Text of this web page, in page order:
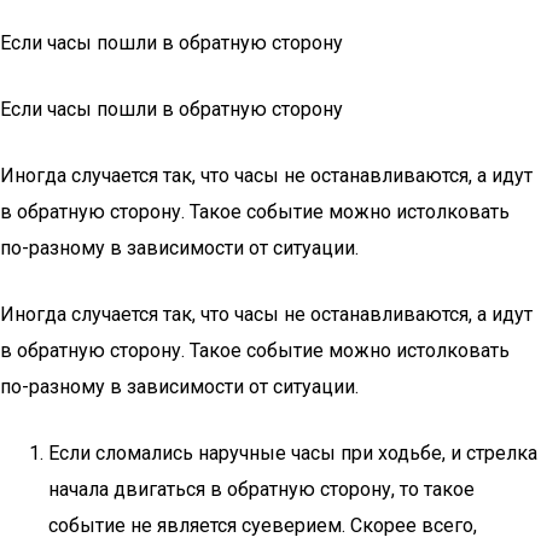
Если часы пошли в обратную сторону
Если часы пошли в обратную сторону
Иногда случается так, что часы не останавливаются, а идут
в обратную сторону. Такое событие можно истолковать
по-разному в зависимости от ситуации.
Иногда случается так, что часы не останавливаются, а идут
в обратную сторону. Такое событие можно истолковать
по-разному в зависимости от ситуации.
Если сломались наручные часы при ходьбе, и стрелка
начала двигаться в обратную сторону, то такое
событие не является суеверием. Скорее всего,